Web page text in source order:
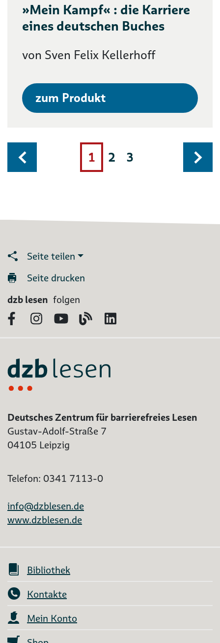
»Mein Kampf« : die Karriere
eines deutschen Buches
von Sven Felix Kellerhoff
zum Produkt
1 2 3
Seite teilen
Seite drucken
dzb lesen folgen
FacebookInstagram
YouTubeBlog
Deutsches Zentrum für barrierefreies Lesen
Gustav-Adolf-Straße 7
04105 Leipzig
Telefon: 0341 7113-0
info@dzblesen.de
www.dzblesen.de
Bibliothek
Kontakte
Mein Konto